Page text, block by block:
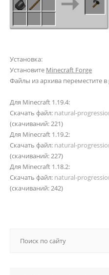
Установка:
Установите Minecraft Forge
Файлы из архива переместите в
Для Minecraft 1.19.4:
Скачать файл: natural-
(cкачиваний: 221)
Для Minecraft 1.19.2:
Скачать файл: natural-
(cкачиваний: 227)
Для Minecraft 1.18.2:
Скачать файл: natural-
(cкачиваний: 242)